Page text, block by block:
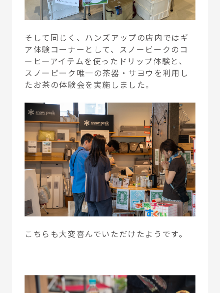
そして同じく、ハンズアップの店内ではギ
ア体験コーナーとして、スノーピークのコ
ーヒーアイテムを使ったドリップ体験と、
スノーピーク唯一の茶器・サヨウを利用し
たお茶の体験会を実施しました。
こちらも大変喜んでいただけたようです。